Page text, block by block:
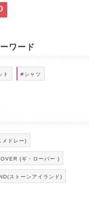
ワード
ト #シャツ
ドレー)
(ギ・ローバー )
ストーンアイランド)